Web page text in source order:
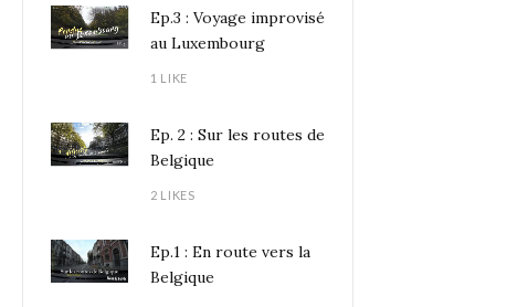
Ep.3 : Voyage improvisé
au Luxembourg
1 LIKE
Ep. 2 : Sur les routes de
Belgique
2 LIKES
Ep.1 : En route vers la
Belgique